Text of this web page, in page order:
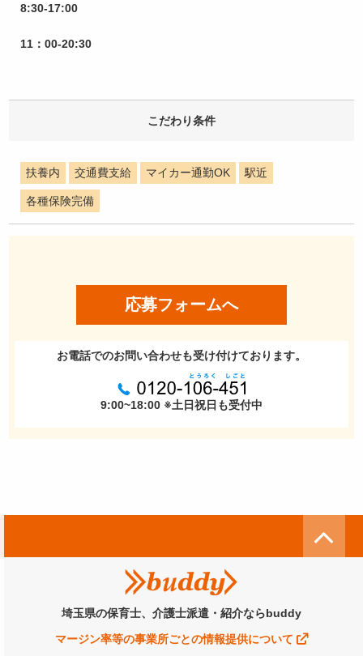
8:30-17:00
11：00-20:30
こだわり条件
扶養内 交通費支給 マイカー通勤OK 駅近
各種保険完備
応募フォームへ
お電話でのお問い合わせも受け付けております。
9:00~18:00 ※土日祝日も受付中
埼玉県の保育士、介護士派遣・紹介ならbuddy
マージン率等の事業所ごとの情報提供について